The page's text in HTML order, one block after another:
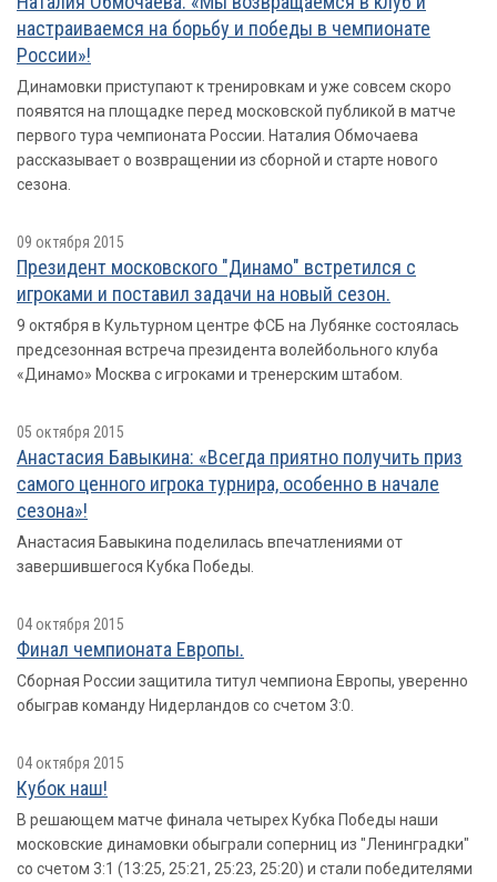
настраиваемся на борьбу и победы в чемпионате
России»!
Динамовки приступают к тренировкам и уже совсем скоро
появятся на площадке перед московской публикой в матче
первого тура чемпионата России. Наталия Обмочаева
рассказывает о возвращении из сборной и старте нового
сезона.
09 октября 2015
Президент московского "Динамо" встретился с
игроками и поставил задачи на новый сезон.
9 октября в Культурном центре ФСБ на Лубянке состоялась
предсезонная встреча президента волейбольного клуба
«Динамо» Москва с игроками и тренерским штабом.
05 октября 2015
Анастасия Бавыкина: «Всегда приятно получить приз
самого ценного игрока турнира, особенно в начале
сезона»!
Анастасия Бавыкина поделилась впечатлениями от
завершившегося Кубка Победы.
04 октября 2015
Финал чемпионата Европы.
Сборная России защитила титул чемпиона Европы, уверенно
обыграв команду Нидерландов со счетом 3:0.
04 октября 2015
Кубок наш!
В решающем матче финала четырех Кубка Победы наши
московские динамовки обыграли соперниц из "Ленинградки"
со счетом 3:1 (13:25, 25:21, 25:23, 25:20) и стали победителями